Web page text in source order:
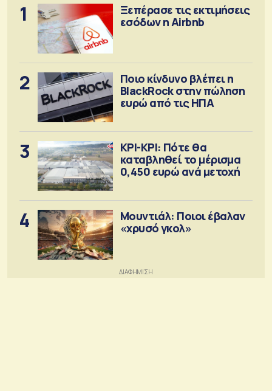
1
Ξεπέρασε τις εκτιμήσεις
εσόδων η Airbnb
2
Ποιο κίνδυνο βλέπει η
BlackRock στην πώληση
ευρώ από τις ΗΠΑ
3
ΚΡΙ-ΚΡΙ: Πότε θα
καταβληθεί το μέρισμα
0,450 ευρώ ανά μετοχή
4
Μουντιάλ: Ποιοι έβαλαν
«χρυσό γκολ»